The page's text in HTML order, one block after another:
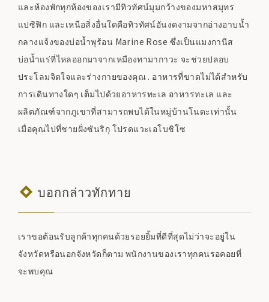
และห้องพักทุกห้องของเรามีทิวทัศน์มุมกว้างของมหาสมุทร
แปซิฟิก และเหนือสิ่งอื่นใดคือทิวทัศน์อันงดงามจากอ่างอาบน้ำ
กลางแจ้งของบ่อน้ำพุร้อน Marine Rose ซึ่งเป็นแมงกานีส
บ่อน้ำแร่ที่ไหลออกมาจากเหมืองทามากาวะ จะช่วยปลอบ
ประโลมจิตใจและร่างกายของคุณ . อาหารที่ขาดไม่ได้สำหรับ
การเดินทางใดๆ เต็มไปด้วยอาหารทะเล อาหารทะเล และ
ผลิตภัณฑ์จากภูเขาที่สามารถพบได้ในหมู่บ้านโนดะเท่านั้น
เมื่อคุณไปที่ชายฝั่งซันริกุ โปรดแวะเอโบชิโซ
บอกกล่าวทักทาย
เราขอต้อนรับลูกค้าทุกคนด้วยรอยยิ้มที่ดีที่สุดไม่ว่าจะอยู่ใน
จังหวัดหรือนอกจังหวัดก็ตาม พนักงานของเราทุกคนรอคอยที่
จะพบคุณ